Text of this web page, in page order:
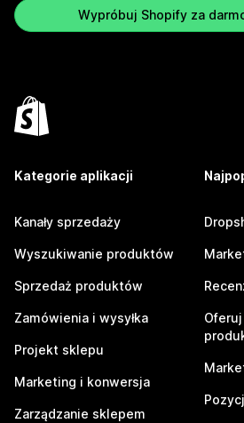
Wypróbuj Shopify za
Kategorie aplikacji
Kanały sprzedaży
Wyszukiwanie produktów
Sprzedaż produktów
Zamówienia i wysyłka
Projekt sklepu
Marketing i konwersja
Zarządzanie sklepem